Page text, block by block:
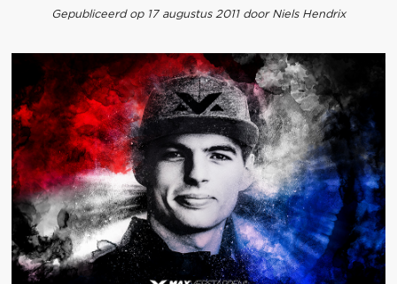
Gepubliceerd op 17 augustus 2011 door Niels Hendrix